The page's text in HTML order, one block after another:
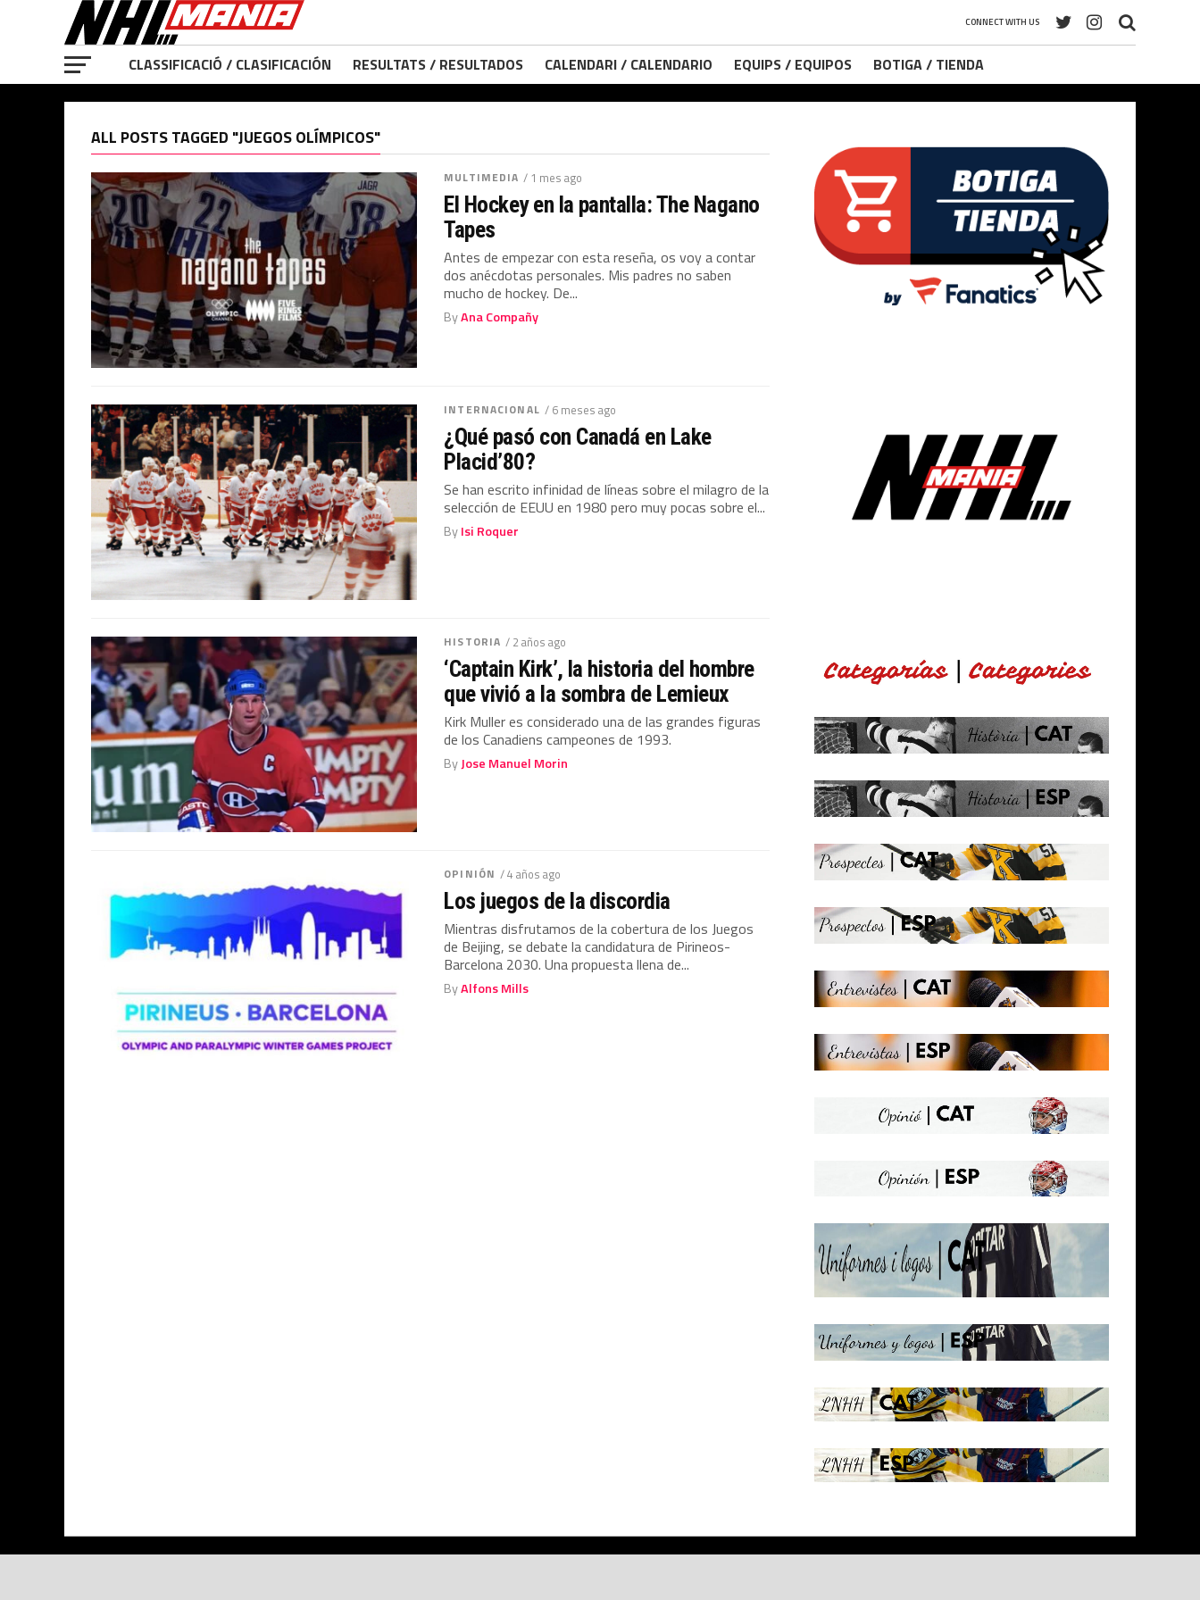
CONNECT WITH US
CLASSIFICACIÓ / CLASIFICACIÓN RESULTATS / RESULTADOS CALENDARI / CALENDARIO EQUIPS / EQUIPOS BOTIGA / TIENDA
ALL POSTS TAGGED "JUEGOS OLÍMPICOS"
MULTIMEDIA / 1 mes ago
El Hockey en la pantalla: The Nagano
Tapes
Antes de empezar con esta reseña, os voy a contar
dos anécdotas personales. Mis padres no saben
mucho de hockey. De...
ByAna Compañy
INTERNACIONAL / 6 meses ago
¿Qué pasó con Canadá en Lake
Placid’80?
Se han escrito infinidad de líneas sobre el milagro de la
selección de EEUU en 1980 pero muy pocas sobre el...
ByIsi Roquer
HISTORIA / 2 años ago
‘Captain Kirk’, la historia del hombre
que vivió a la sombra de Lemieux
Kirk Muller es considerado una de las grandes figuras
de los Canadiens campeones de 1993.
ByJose Manuel Morin
OPINIÓN / 4 años ago
Los juegos de la discordia
Mientras disfrutamos de la cobertura de los Juegos
de Beijing, se debate la candidatura de Pirineos-
Barcelona 2030. Una propuesta llena de...
ByAlfons Mills